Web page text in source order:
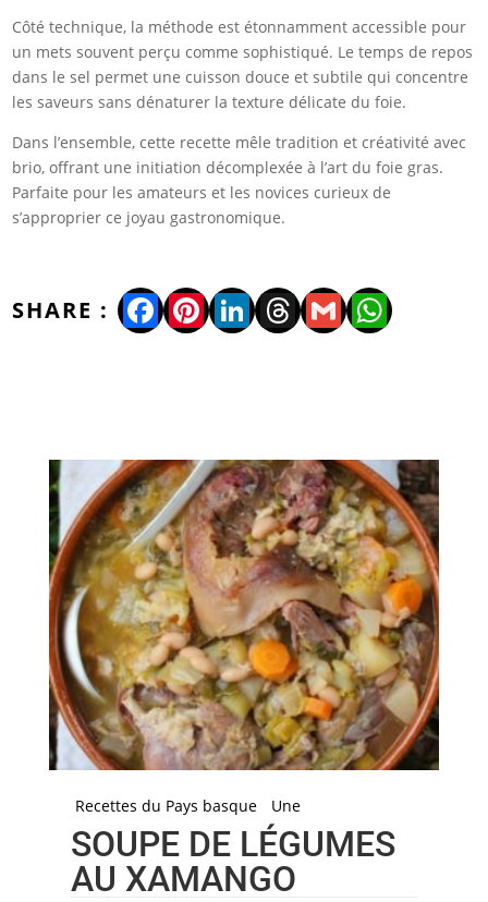
Côté technique, la méthode est étonnamment accessible pour
un mets souvent perçu comme sophistiqué. Le temps de repos
dans le sel permet une cuisson douce et subtile qui concentre
les saveurs sans dénaturer la texture délicate du foie.
Dans l’ensemble, cette recette mêle tradition et créativité avec
brio, offrant une initiation décomplexée à l’art du foie gras.
Parfaite pour les amateurs et les novices curieux de
s’approprier ce joyau gastronomique.
Facebook
Pinterest
LinkedIn
Threads
Gmail
Recettes du Pays basque Une
SOUPE DE LÉGUMES
AU XAMANGO